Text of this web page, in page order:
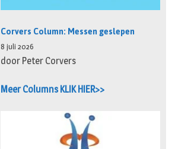
Corvers Column: Messen geslepen
8 juli 2026
door Peter Corvers
Meer Columns KLIK HIER>>